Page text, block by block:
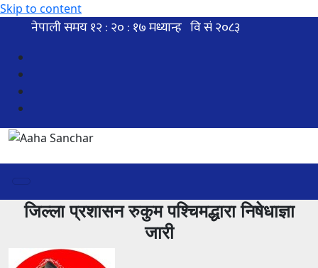
Skip to content
जिल्ला प्रशासन रुकुम पश्चिमद्धारा निषेधाज्ञा
जारी